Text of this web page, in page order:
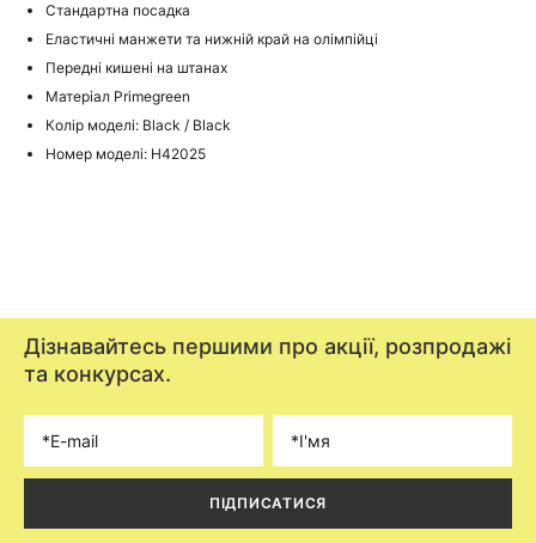
Стандартна посадка
Еластичні манжети та нижній край на олімпійці
Передні кишені на штанах
Матеріал Primegreen
Колір моделі: Black / Black
Номер моделі: H42025
Дізнавайтесь першими про акції, розпродажі
та конкурсах.
ПІДПИСАТИСЯ